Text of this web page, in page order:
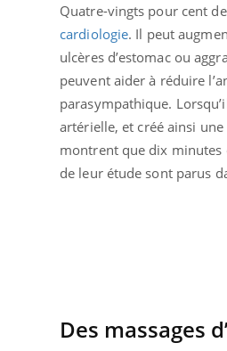
Quatre-vingts pour cent
cardiologie. Il peut
ulcères d’estomac ou
peuvent aider à réduire
parasympathique.
artérielle, et créé ainsi
montrent que dix minutes
de leur étude sont parus
Des massages
même alopécie… Les symptômes de la
carence en fer sont multiples ce qui